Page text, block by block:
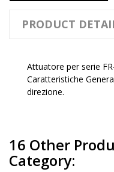
PRODUCT
Attuatore per serie
Caratteristiche
direzione.
16 Other
Category: